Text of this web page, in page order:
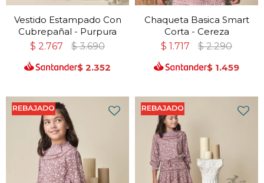
Vestido Estampado Con
Cubrepañal - Purpura
$ 2.767 $ 3.690
$ 2.352
Chaqueta Basica Smart
Corta - Cereza
$ 1.717 $ 2.290
$ 1.459